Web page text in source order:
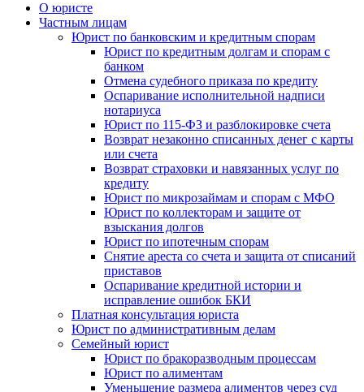
О юристе
Частным лицам
Юрист по банковским и кредитным спорам
Юрист по кредитным долгам и спорам с
банком
Отмена судебного приказа по кредиту
Оспаривание исполнительной надписи
нотариуса
Юрист по 115-ФЗ и разблокировке счета
Возврат незаконно списанных денег с карты
или счета
Возврат страховки и навязанных услуг по
кредиту
Юрист по микрозаймам и спорам с МФО
Юрист по коллекторам и защите от
взыскания долгов
Юрист по ипотечным спорам
Снятие ареста со счета и защита от списаний
приставов
Оспаривание кредитной истории и
исправление ошибок БКИ
Платная консультация юриста
Юрист по административным делам
Семейный юрист
Юрист по бракоразводным процессам
Юрист по алиментам
Уменьшение размера алиментов через суд